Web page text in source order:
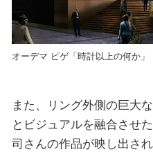
オーデマ ピゲ「時計以上の何か」
また、リング外側の巨大
とビジュアルを融合させ
司さんの作品が映し出され